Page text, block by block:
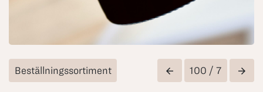
Beställningssortiment arrow_back 100 / 7 arrow_forward